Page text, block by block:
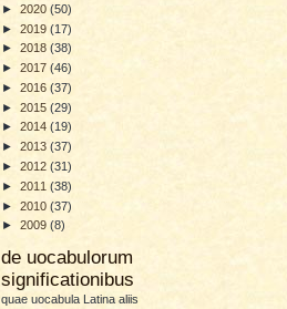
► 2020 (50)
► 2019 (17)
► 2018 (38)
► 2017 (46)
► 2016 (37)
► 2015 (29)
► 2014 (19)
► 2013 (37)
► 2012 (31)
► 2011 (38)
► 2010 (37)
► 2009 (8)
de uocabulorum
significationibus
quae uocabula Latina aliis